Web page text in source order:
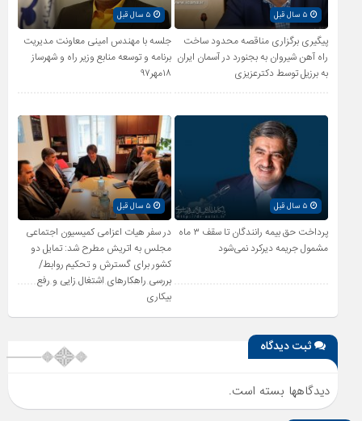
۵ سال قبل
پیگیری برگزاری مناقصه محدود ساخت
راه آهن شیروان به بجنورد در آسمان ایران
به برزیل توسط دکترعزیزی
۵ سال قبل
جلسه با مهندس امینی معاونت مدیریت
برنامه و توسعه منابع وزیر راه و شهرساز
۱۸مهر۹۷
۵ سال قبل
پرداخت حق بیمه رانندگان تا سقف ۳ ماه
مشمول جریمه دیرکرد نمی‌شود
۵ سال قبل
در سفر هیات اعزامی کمیسیون اجتماعی
مجلس به اتریش مطرح شد: تمایل دو
کشور برای گسترش و تحکیم روابط/
بررسی راهکارهای اشتغال زایی و رفع
بیکاری
ثبت دیدگاه
دیدگاهها بسته است.